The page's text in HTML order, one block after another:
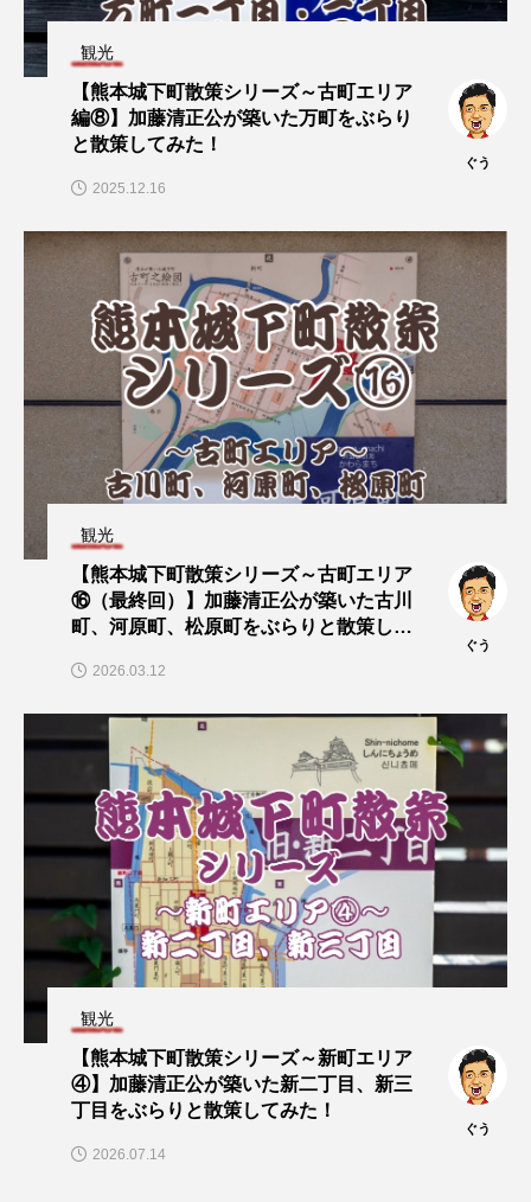
観光
【熊本城下町散策シリーズ～古町エリア
編⑧】加藤清正公が築いた万町をぶらり
と散策してみた！
ぐう
2025.12.16
観光
【熊本城下町散策シリーズ～古町エリア
⑯（最終回）】加藤清正公が築いた古川
町、河原町、松原町をぶらりと散策して
ぐう
2026.03.12
観光
【熊本城下町散策シリーズ～新町エリア
④】加藤清正公が築いた新二丁目、新三
丁目をぶらりと散策してみた！
ぐう
2026.07.14